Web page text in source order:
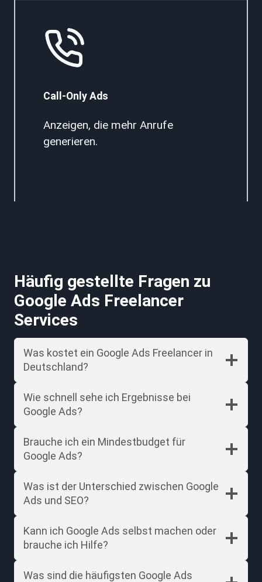
Call-Only Ads
Anzeigen, die mehr Anrufe
generieren.
Häufig gestellte Fragen zu
Google Ads Freelancer
Services
Was kostet ein Google Ads Freelancer in
Deutschland?
Wie schnell sehe ich Ergebnisse bei
Google Ads?
Brauche ich ein Mindestbudget für
Google Ads?
Was ist der Unterschied zwischen Google
Ads und SEO?
Kann ich Google Ads selbst machen oder
brauche ich Hilfe?
Was sind die häufigsten Google Ads